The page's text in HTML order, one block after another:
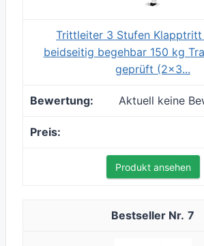
Trittleiter 3 Stufen Klapptritt
beidseitig begehbar 150 kg
geprüft (2x3...
Aktuell keine
Produkt ansehen
7